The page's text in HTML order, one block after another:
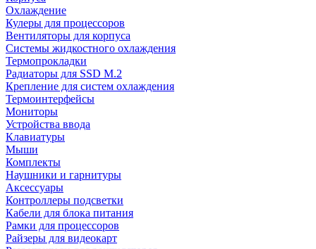
Охлаждение
Кулеры для процессоров
Вентиляторы для корпуса
Системы жидкостного охлаждения
Термопрокладки
Радиаторы для SSD M.2
Крепление для систем охлаждения
Термоинтерфейсы
Мониторы
Устройства ввода
Клавиатуры
Мыши
Комплекты
Наушники и гарнитуры
Аксессуары
Контроллеры подсветки
Кабели для блока питания
Рамки для процессоров
Райзеры для видеокарт